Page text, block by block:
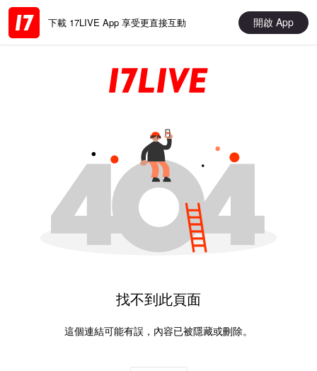
下載 17LIVE App 享受更直接互動 開啟 App
找不到此頁面
這個連結可能有誤，內容已被隱藏或刪除。